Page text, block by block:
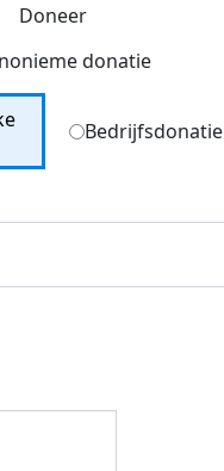
Doneer
donatie
Bedrijfsdonatie